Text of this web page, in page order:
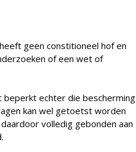
geen constitioneel hof en
of een wet of
echter die bescherming
kan wel getoetst worden
volledig gebonden aan